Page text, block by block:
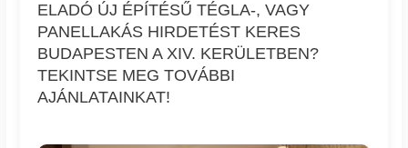
ELADÓ ÚJ ÉPÍTÉSŰ TÉGLA-, VAGY
PANELLAKÁS HIRDETÉST KERES
BUDAPESTEN A XIV. KERÜLETBEN?
TEKINTSE MEG TOVÁBBI
AJÁNLATAINKAT!